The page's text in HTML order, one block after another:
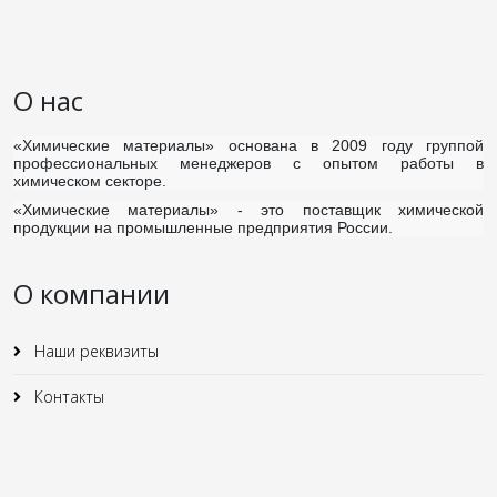
О нас
«Химические материалы» основана в 2009 году группой
профессиональных менеджеров с опытом работы в
химическом секторе.
«Химические материалы» - это поставщик химической
продукции на промышленные предприятия России.
О компании
Наши реквизиты
Контакты